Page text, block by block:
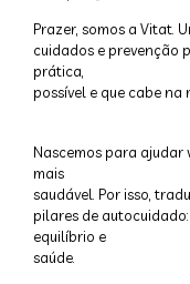
Prazer, somos a Vitat.
cuidados e prevenção
prática,
possível e que cabe na
Nascemos para ajudar
mais
saudável. Por isso,
pilares de
equilíbrio e
saúde.